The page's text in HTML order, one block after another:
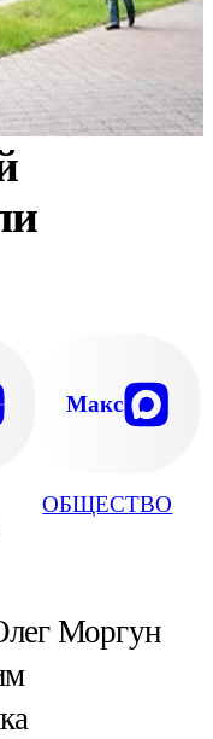
ОБЩЕСТВО
Макс
Моргун